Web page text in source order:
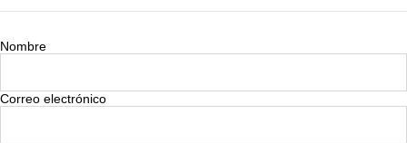
Nombre
Correo electrónico